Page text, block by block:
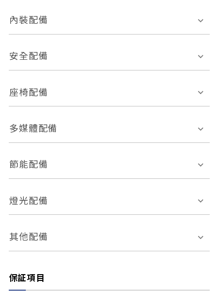
電動天窗
後視鏡方向指示燈
內裝配備
多功能方向盤
恆溫空調
安全配備
前座正面氣囊
ABS防鎖死
車道偏離警示
自動停車系統 盲點偵測系統
倒車雷達
座椅配備
皮椅
無
有
多媒體配備
外部音源接入
節能配備
引擎啟閉系統
燈光配備
感應頭燈
頭燈光源
其他配備
保証項目